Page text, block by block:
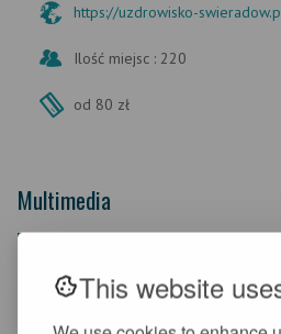
This website
https://uzdrowisko-
Ilość miejsc : 220
od 80 zł
Multimedia